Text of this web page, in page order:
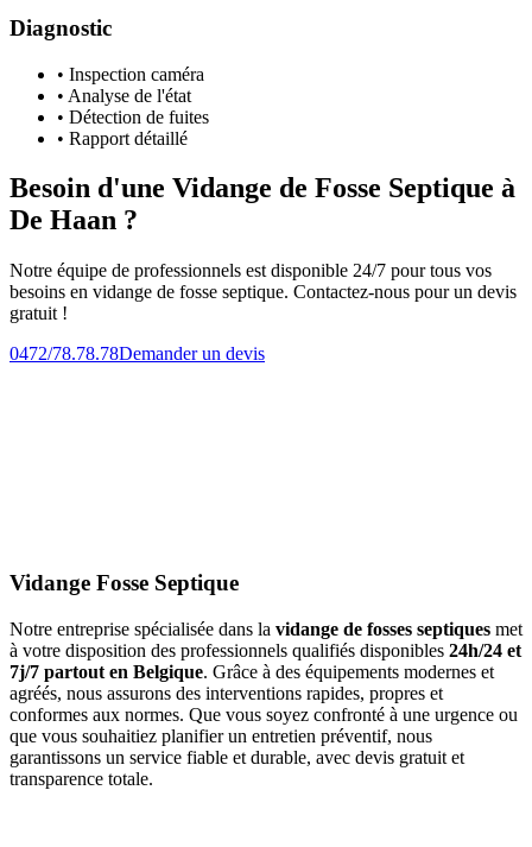
Diagnostic
• Inspection caméra
• Analyse de l'état
• Détection de fuites
• Rapport détaillé
Besoin d'une Vidange de Fosse Septique à
De Haan ?
Notre équipe de professionnels est disponible 24/7 pour tous vos
besoins en vidange de fosse septique. Contactez-nous pour un devis
gratuit !
0472/78.78.78Demander un devis
Vidange Fosse Septique
Notre entreprise spécialisée dans la vidange de fosses septiques met
à votre disposition des professionnels qualifiés disponibles 24h/24 et
7j/7 partout en Belgique. Grâce à des équipements modernes et
agréés, nous assurons des interventions rapides, propres et
conformes aux normes. Que vous soyez confronté à une urgence ou
que vous souhaitiez planifier un entretien préventif, nous
garantissons un service fiable et durable, avec devis gratuit et
transparence totale.